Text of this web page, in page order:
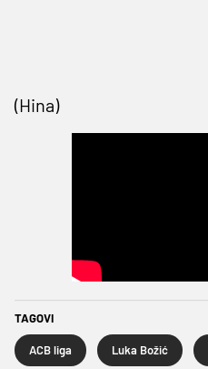
(Hina)
TAGOVI
ACB liga Luka Božić